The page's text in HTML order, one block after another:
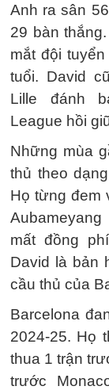
Anh ra sân
29 bàn
mắt đội
tuổi. David
Lille đánh
League hồi
Những mùa
thủ theo
Họ từng đem
mất đồng
David là bản
cầu thủ của
Barcelona
2024-25. Họ
thua 1 trận
trước